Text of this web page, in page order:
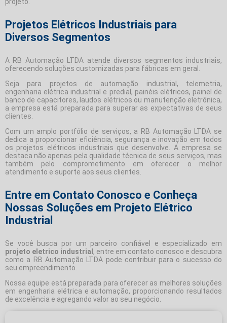
Projetos Elétricos Industriais para
Diversos Segmentos
A RB Automação LTDA atende diversos segmentos industriais,
oferecendo soluções customizadas para fábricas em geral.
Seja para projetos de automação industrial, telemetria,
engenharia elétrica industrial e predial, painéis elétricos, painel de
banco de capacitores, laudos elétricos ou manutenção eletrônica,
a empresa está preparada para superar as expectativas de seus
clientes.
Com um amplo portfólio de serviços, a RB Automação LTDA se
dedica a proporcionar eficiência, segurança e inovação em todos
os projetos elétricos industriais que desenvolve. A empresa se
destaca não apenas pela qualidade técnica de seus serviços, mas
também pelo comprometimento em oferecer o melhor
atendimento e suporte aos seus clientes.
Entre em Contato Conosco e Conheça
Nossas Soluções em Projeto Elétrico
Industrial
Se você busca por um parceiro confiável e especializado em
projeto eletrico industrial, entre em contato conosco e descubra
como a RB Automação LTDA pode contribuir para o sucesso do
seu empreendimento.
Nossa equipe está preparada para oferecer as melhores soluções
em engenharia elétrica e automação, proporcionando resultados
de excelência e agregando valor ao seu negócio.